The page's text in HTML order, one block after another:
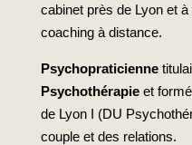
cabinet près de Lyon et
coaching à distance.
Psychopraticienne
Psychothérapieet
de Lyon I (DU
couple et des relations.